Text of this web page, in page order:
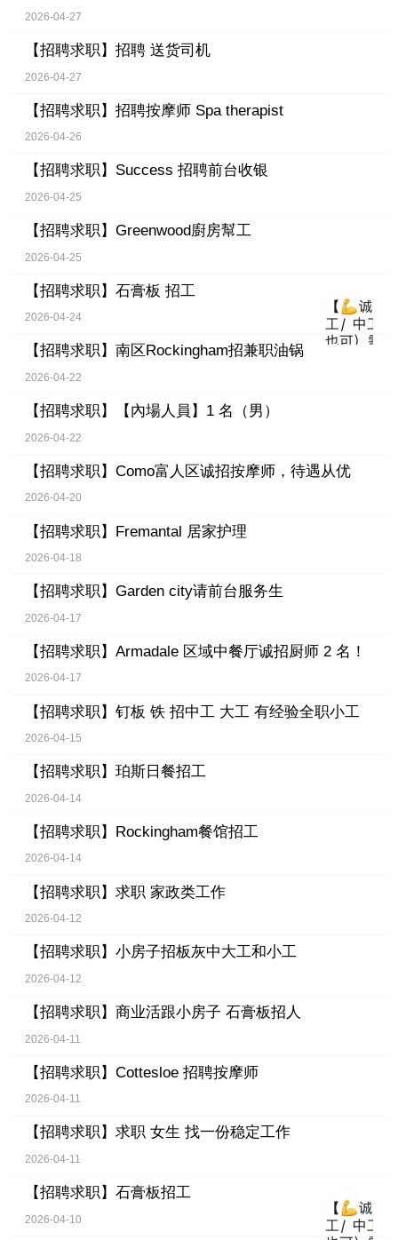
2026-04-27
【招聘求职】 招聘 送货司机
2026-04-27
【招聘求职】 招聘按摩师 Spa therapist
2026-04-26
【招聘求职】 Success 招聘前台收银
2026-04-25
【招聘求职】 Greenwood廚房幫工
2026-04-25
【招聘求职】 石膏板 招工
2026-04-24
【招聘求职】 南区Rockingham招兼职油锅
2026-04-22
【招聘求职】 【內場人員】1 名（男）
2026-04-22
【招聘求职】 Como富人区诚招按摩师，待遇从优
2026-04-20
【招聘求职】 Fremantal 居家护理
2026-04-18
【招聘求职】 Garden city请前台服务生
2026-04-17
【招聘求职】 Armadale 区域中餐厅诚招厨师 2 名！
2026-04-17
【招聘求职】 钉板 铁 招中工 大工 有经验全职小工
2026-04-15
【招聘求职】 珀斯日餐招工
2026-04-14
【招聘求职】 Rockingham餐馆招工
2026-04-14
【招聘求职】 求职 家政类工作
2026-04-12
【招聘求职】 小房子招板灰中大工和小工
2026-04-12
【招聘求职】 商业活跟小房子 石膏板招人
2026-04-11
【招聘求职】 Cottesloe 招聘按摩师
2026-04-11
【招聘求职】 求职 女生 找一份稳定工作
2026-04-11
【招聘求职】 石膏板招工
2026-04-10